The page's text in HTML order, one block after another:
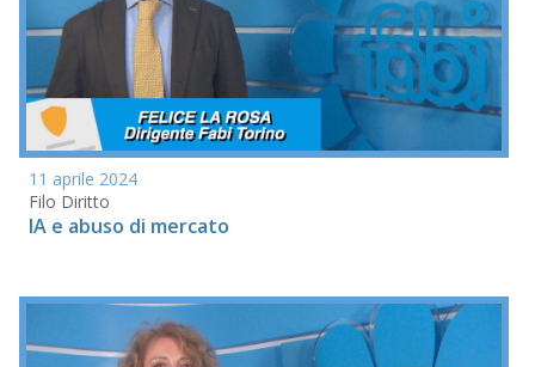
11 aprile 2024
Filo Diritto
IA e abuso di mercato